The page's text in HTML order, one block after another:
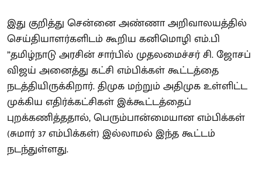
இது குறித்து சென்னை அண்ணா அறிவாலயத்தில்
செய்தியாளர்களிடம் கூறிய கனிமொழி எம்.பி
”தமிழ்நாடு அரசின் சார்பில் முதலமைச்சர் சி. ஜோசப்
விஜய் அனைத்து கட்சி எம்பிக்கள் கூட்டத்தை
நடத்தியிருக்கிறார். திமுக மற்றும் அதிமுக உள்ளிட்ட
முக்கிய எதிர்க்கட்சிகள் இக்கூட்டத்தைப்
புறக்கணித்ததால், பெரும்பான்மையான எம்பிக்கள்
(சுமார் 37 எம்பிக்கள்) இல்லாமல் இந்த கூட்டம்
நடந்துள்ளது.